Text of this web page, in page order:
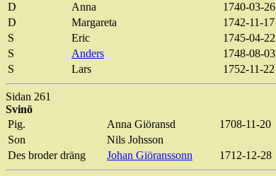
D
Anna
1740-03-26
D
Margareta
1742-11-17
S
Eric
1745-04-22
S
Anders
1748-08-03
S
Lars 1752-11-22
Sidan 261
Svinö
Pig. Anna Giöransd 1708-11-20
Son
Nils Johsson
Des broder dräng
Johan Giöranssonn 1712-12-28